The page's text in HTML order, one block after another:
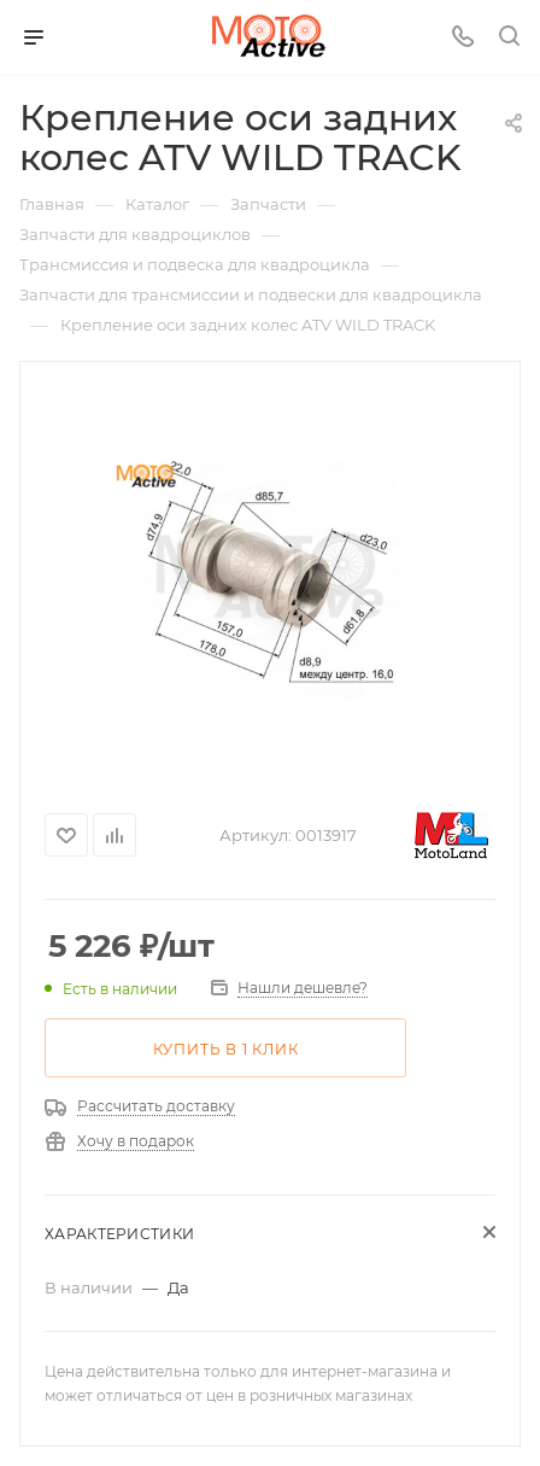
Крепление оси задних
колес ATV WILD TRACK
Главная — Каталог — Запчасти —
Запчасти для квадроциклов —
Трансмиссия и подвеска для квадроцикла —
Запчасти для трансмиссии и подвески для квадроцикла
— Крепление оси задних колес ATV WILD TRACK
Артикул: 0013917
5 226 ₽/шт
Есть в наличии Нашли дешевле?
КУПИТЬ В 1 КЛИК
Рассчитать доставку
Хочу в подарок
ХАРАКТЕРИСТИКИ
В наличии — Да
Цена действительна только для интернет-магазина и
может отличаться от цен в розничных магазинах